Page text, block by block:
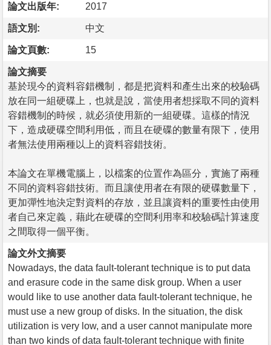
論文出版年: 2017
語文別: 中文
論文頁數: 15
論文摘要
基於現今的資料容錯機制，都是把資料和產生出來的校驗碼
放在同一組硬碟上，也就是說，當使用者想採取不同的資料
容錯機制的時候，就必須使用新的一組硬碟。這樣的情況
下，造成硬碟空間利用低，而且在硬碟的數量有限下，使用
者無法使用兩種以上的資料容錯技術。
本論文在單機電腦上，以檔案的位置作為區分，實施了兩種
不同的資料容錯技術。而且讓使用者在有限的硬碟數量下，
更加彈性地決定對資料的存放，並且讓資料的重要性由使用
者自己來定義，藉此在硬碟的空間利用率和校驗碼計算速度
之間取得一個平衡。
論文外文摘要
Nowadays, the data fault-tolerant technique is to put data
and erasure code in the same disk group. When a user
would like to use another data fault-tolerant technique, he
must use a new group of disks. In the situation, the disk
utilization is very low, and a user cannot manipulate more
than two kinds of data fault-tolerant technique with finite